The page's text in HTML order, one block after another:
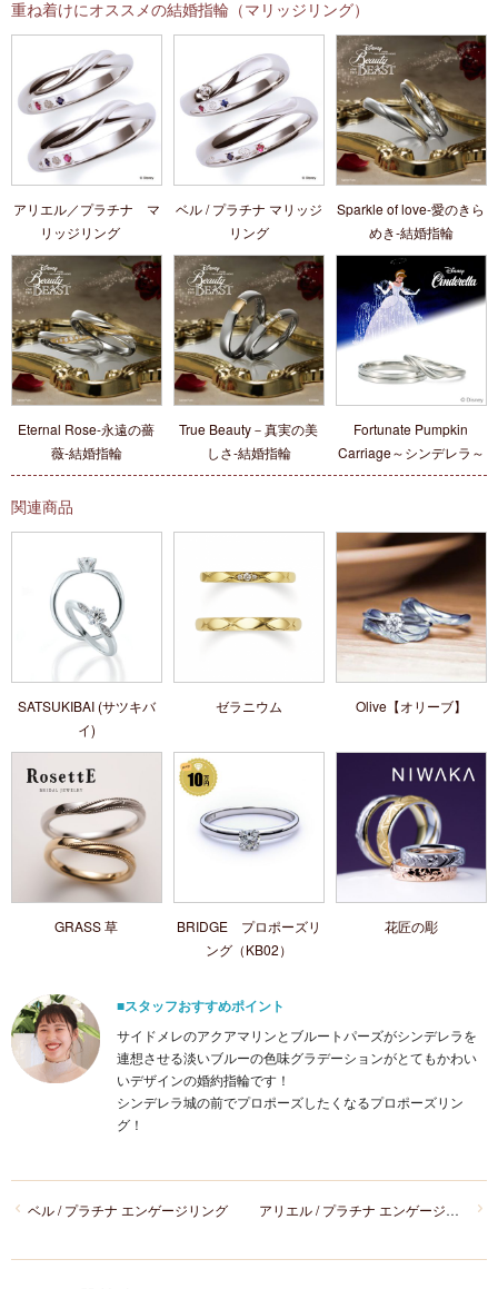
重ね着けにオススメの結婚指輪（マリッジリング）
アリエル／プラチナ マ
リッジリング
ベル / プラチナ マリッジ
リング
Sparkle of love-愛のきら
めき‐結婚指輪
Eternal Rose-永遠の薔
薇‐結婚指輪
True Beauty－真実の美
しさ‐結婚指輪
Fortunate Pumpkin
Carriage～シンデレラ～
関連商品
SATSUKIBAI (サツキバ
イ)
ゼラニウム Olive【オリーブ】
GRASS 草
BRIDGE プロポーズリ
ング（KB02）
花匠の彫
■スタッフおすすめポイント
サイドメレのアクアマリンとブルートパーズがシンデレラを
連想させる淡いブルーの色味グラデーションがとてもかわい
いデザインの婚約指輪です！
シンデレラ城の前でプロポーズしたくなるプロポーズリン
グ！
アリエル / プラチナ エンゲージリング
ベル / プラチナ エンゲージリング